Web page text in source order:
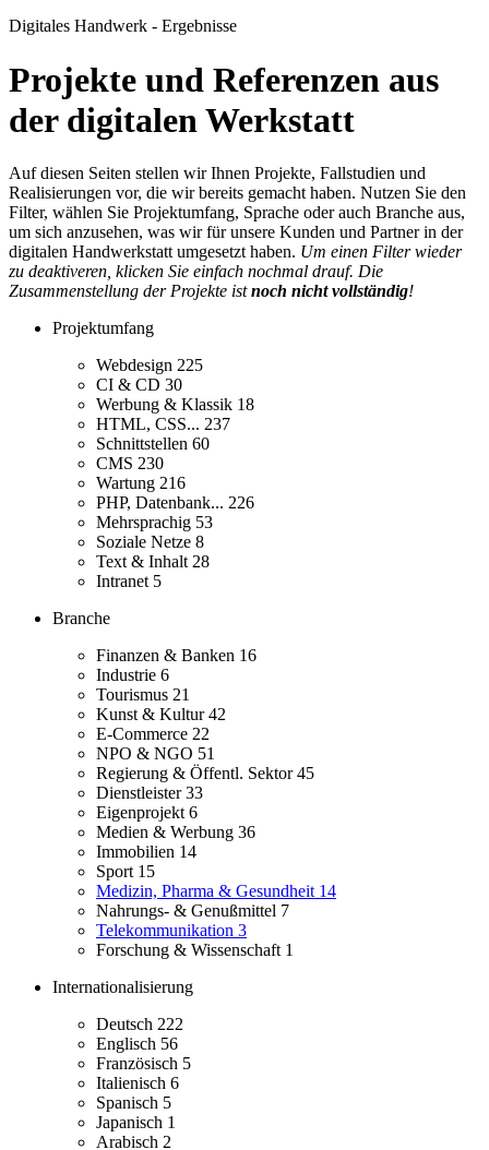
Digitales Handwerk - Ergebnisse
Projekte und Referenzen aus
der digitalen Werkstatt
Auf diesen Seiten stellen wir Ihnen Projekte, Fallstudien und
Realisierungen vor, die wir bereits gemacht haben. Nutzen Sie den
Filter, wählen Sie Projektumfang, Sprache oder auch Branche aus,
um sich anzusehen, was wir für unsere Kunden und Partner in der
digitalen Handwerkstatt umgesetzt haben. Um einen Filter wieder
zu deaktiveren, klicken Sie einfach nochmal drauf. Die
Zusammenstellung der Projekte istnoch nicht vollständig!
Projektumfang
Webdesign 225
CI & CD 30
Werbung & Klassik 18
HTML, CSS... 237
Schnittstellen 60
CMS 230
Wartung 216
PHP, Datenbank... 226
Mehrsprachig 53
Soziale Netze 8
Text & Inhalt 28
Intranet 5
Branche
Finanzen & Banken 16
Industrie 6
Tourismus 21
Kunst & Kultur42
E-Commerce 22
NPO & NGO 51
Regierung & Öffentl. Sektor45
Dienstleister33
Eigenprojekt 6
Medien & Werbung 36
Immobilien 14
Sport 15
Medizin, Pharma & Gesundheit 14
Nahrungs- & Genußmittel 7
Telekommunikation 3
Forschung & Wissenschaft 1
Internationalisierung
Deutsch 222
Englisch 56
Französisch 5
Italienisch 6
Spanisch 5
Japanisch 1
Arabisch 2